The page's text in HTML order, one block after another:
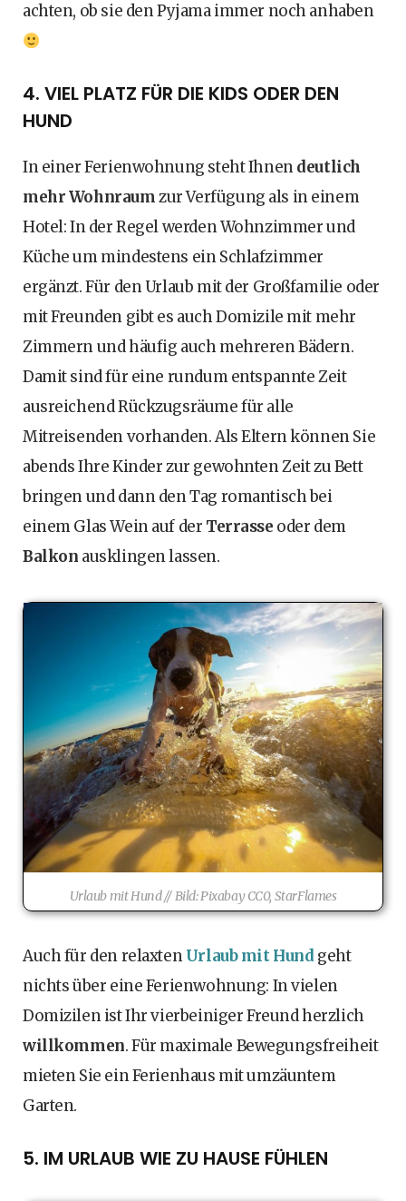
achten, ob sie den Pyjama immer noch anhaben
4. VIEL PLATZ FÜR DIE KIDS ODER DEN
HUND
In einer Ferienwohnung steht Ihnendeutlich
mehr Wohnraumzur Verfügung als in einem
Hotel: In der Regel werden Wohnzimmer und
Küche um mindestens ein Schlafzimmer
ergänzt. Für den Urlaub mit der Großfamilie oder
mit Freunden gibt es auch Domizile mit mehr
Zimmern und häufig auch mehreren Bädern.
Damit sind für eine rundum entspannte Zeit
ausreichend Rückzugsräume für alle
Mitreisenden vorhanden. Als Eltern können Sie
abends Ihre Kinder zur gewohnten Zeit zu Bett
bringen und dann den Tag romantisch bei
einem Glas Wein auf der Terrasse oder dem
Balkon ausklingen lassen.
Urlaub mit Hund // Bild: Pixabay CC0, StarFlames
Auch für den relaxtenUrlaub mit Hund geht
nichts über eine Ferienwohnung: In vielen
Domizilen ist Ihr vierbeiniger Freund herzlich
willkommen. Für maximale Bewegungsfreiheit
mieten Sie ein Ferienhaus mit umzäuntem
Garten.
5. IM URLAUB WIE ZU HAUSE FÜHLEN